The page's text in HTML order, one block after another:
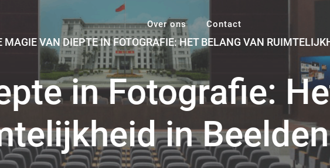
Over ons Contact
MAGIE VAN DIEPTE IN FOTOGRAFIE: HET BELANG VAN
in Fotografie:
in Beelden